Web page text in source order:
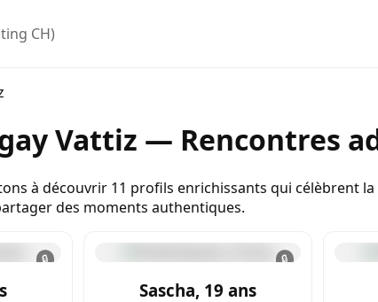
CH)
Vattiz — Rencontres
à découvrir 11 profils enrichissants qui célèbrent
des moments authentiques.
🔒 🔒
Sascha, 19 ans